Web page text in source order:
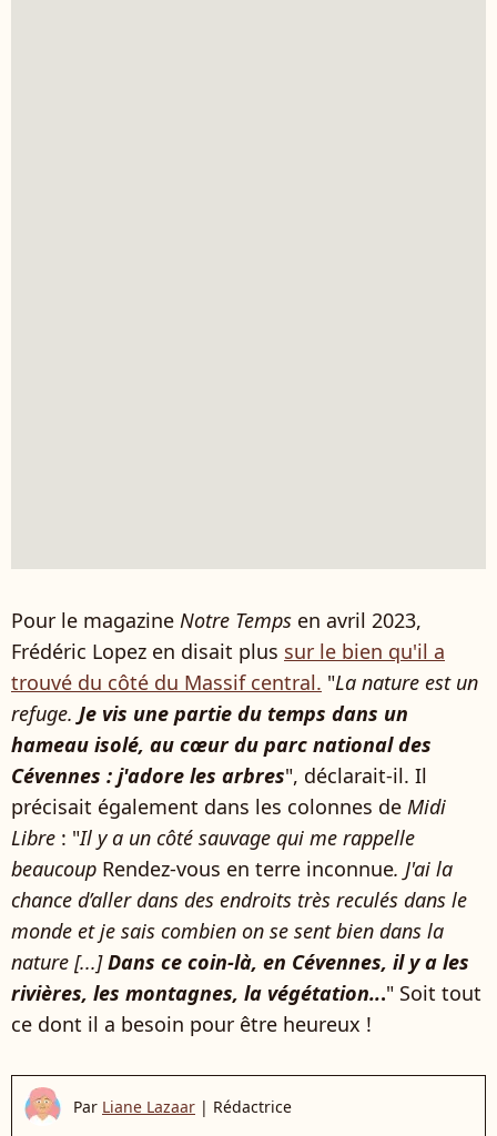
Pour le magazine Notre Temps en avril 2023,
Frédéric Lopez en disait plus sur le bien qu'il a
trouvé du côté du Massif central. "La nature est un
refuge. Je vis une partie du temps dans un
hameau isolé, au cœur du parc national des
Cévennes : j'adore les arbres", déclarait-il. Il
précisait également dans les colonnes de Midi
Libre : "Il y a un côté sauvage qui me rappelle
beaucoup Rendez-vous en terre inconnue. J'ai la
chance d’aller dans des endroits très reculés dans le
monde et je sais combien on se sent bien dans la
nature [...]Dans ce coin-là, en Cévennes, il y a les
rivières, les montagnes, la végétation..." Soit tout
ce dont il a besoin pour être heureux !
Par Liane Lazaar | Rédactrice